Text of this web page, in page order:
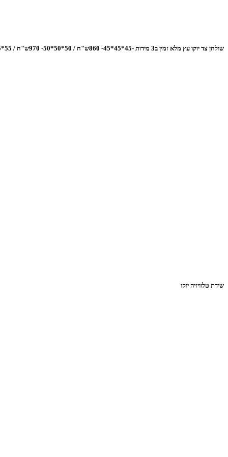
שולחן צד יוקו עץ מלא זמין ב3 מידות -45*45*45- 860ש"ח / 50*50*50- 970ש"ח / 55*55*55- 1090ש"ח
שידת טלוויזיה יוקו